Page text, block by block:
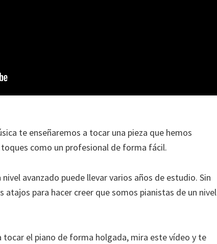
te enseñaremos a tocar una pieza que hemos
como un profesional de forma fácil.
avanzado puede llevar varios años de estudio. Sin
atajos para hacer creer que somos pianistas de un nivel
tocar el piano de forma holgada, mira este vídeo y te